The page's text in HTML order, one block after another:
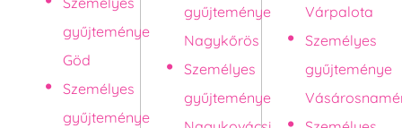
gyűjteménye
Göd
Személyes
gyűjteménye
gyűjteménye
Nagykőrös
Személyes
gyűjteménye
Várpalota
Személyes
gyűjteménye